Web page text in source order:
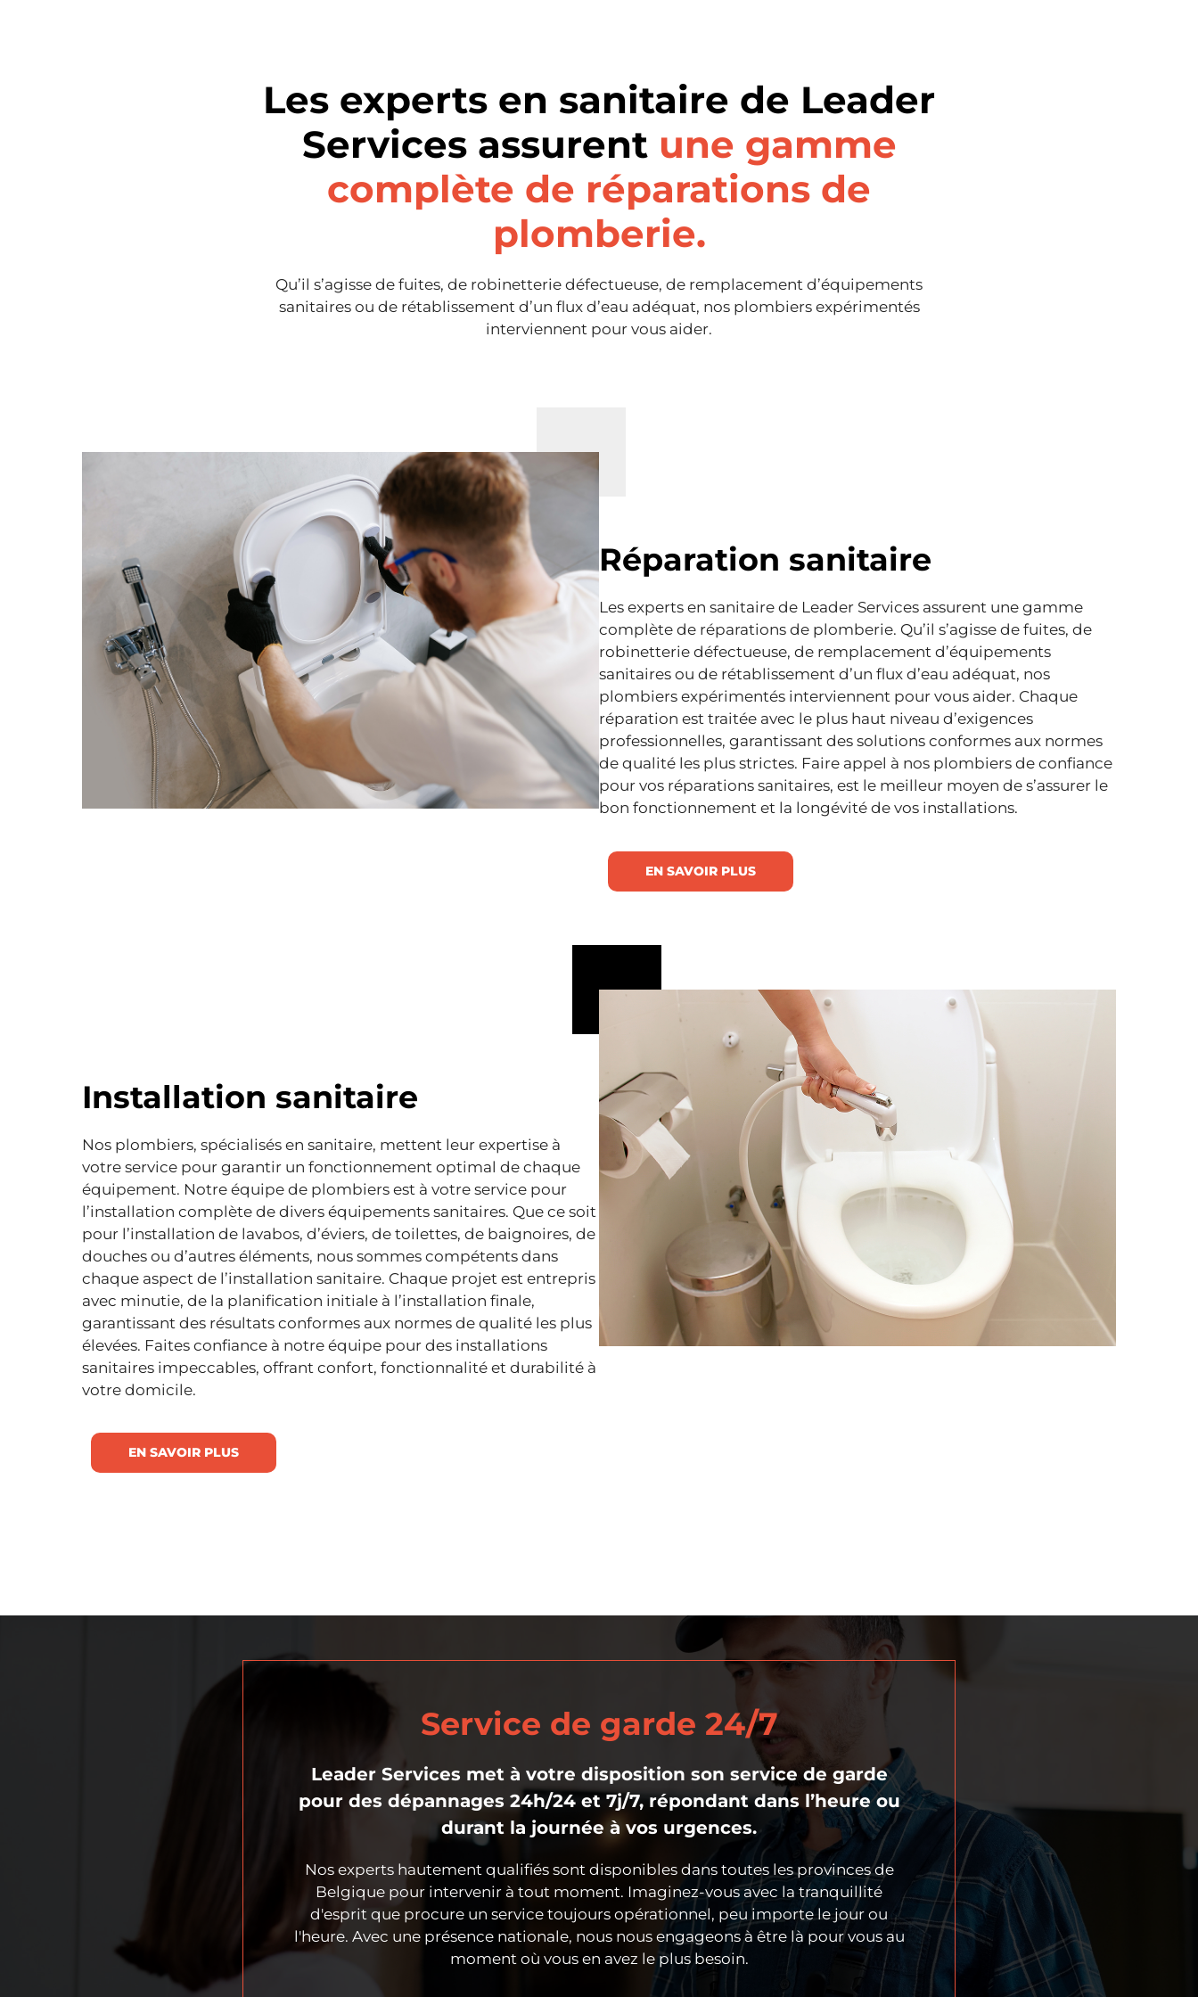
Les experts en sanitaire de Leader
Services assurent une gamme
complète de réparations de
plomberie.
Qu’il s’agisse de fuites, de robinetterie défectueuse, de remplacement d’équipements
sanitaires ou de rétablissement d’un flux d’eau adéquat, nos plombiers expérimentés
interviennent pour vous aider.
Réparation sanitaire
Les experts en sanitaire de Leader Services assurent une gamme
complète de réparations de plomberie. Qu’il s’agisse de fuites, de
robinetterie défectueuse, de remplacement d’équipements
sanitaires ou de rétablissement d’un flux d’eau adéquat, nos
plombiers expérimentés interviennent pour vous aider. Chaque
réparation est traitée avec le plus haut niveau d’exigences
professionnelles, garantissant des solutions conformes aux normes
de qualité les plus strictes. Faire appel à nos plombiers de confiance
pour vos réparations sanitaires, est le meilleur moyen de s’assurer le
bon fonctionnement et la longévité de vos installations.
EN SAVOIR PLUS
Installation sanitaire
Nos plombiers, spécialisés en sanitaire, mettent leur expertise à
votre service pour garantir un fonctionnement optimal de chaque
équipement. Notre équipe de plombiers est à votre service pour
l’installation complète de divers équipements sanitaires. Que ce soit
pour l’installation de lavabos, d’éviers, de toilettes, de baignoires, de
douches ou d’autres éléments, nous sommes compétents dans
chaque aspect de l’installation sanitaire. Chaque projet est entrepris
avec minutie, de la planification initiale à l’installation finale,
garantissant des résultats conformes aux normes de qualité les plus
élevées. Faites confiance à notre équipe pour des installations
sanitaires impeccables, offrant confort, fonctionnalité et durabilité à
votre domicile.
EN SAVOIR PLUS
Service de garde 24/7
Leader Services met à votre disposition son service de garde
pour des dépannages 24h/24 et 7j/7, répondant dans l’heure ou
durant la journée à vos urgences.
Nos experts hautement qualifiés sont disponibles dans toutes les provinces de
Belgique pour intervenir à tout moment. Imaginez-vous avec la tranquillité
d'esprit que procure un service toujours opérationnel, peu importe le jour ou
l'heure. Avec une présence nationale, nous nous engageons à être là pour vous au
moment où vous en avez le plus besoin.